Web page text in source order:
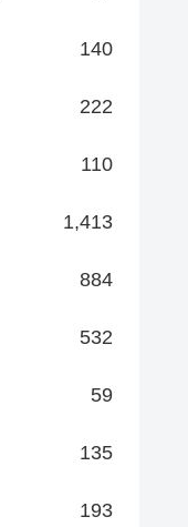
140
222
110
1,413
884
532
59
135
193